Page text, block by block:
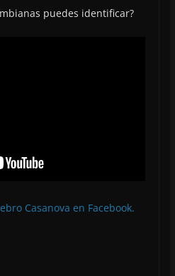
puedes identificar?
Casanova en Facebook.